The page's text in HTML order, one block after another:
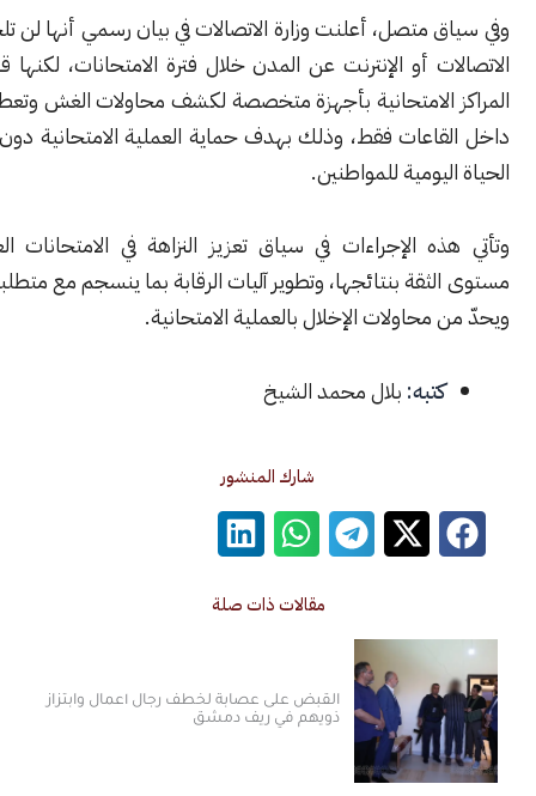
متصل، أعلنت وزارة الاتصالات في بيان رسمي أنها لن تلجأ إلى قطع
أو الإنترنت عن المدن خلال فترة الامتحانات، لكنها قامت بتزويد
الامتحانية بأجهزة متخصصة لكشف محاولات الغش وتعطيل الإنترنت
فقط، وذلك بهدف حماية العملية الامتحانية دون التأثير على
للمواطنين.
الإجراءات في سياق تعزيز النزاهة في الامتحانات العامة، ورفع
بنتائجها، وتطوير آليات الرقابة بما ينسجم مع متطلبات المرحلة
الإخلال بالعملية الامتحانية.
بلال محمد الشيخ
شارك المنشور
مقالات ذات صلة
القبض على عصابة لخطف رجال أعمال وابتزاز
ذويهم في ريف دمشق